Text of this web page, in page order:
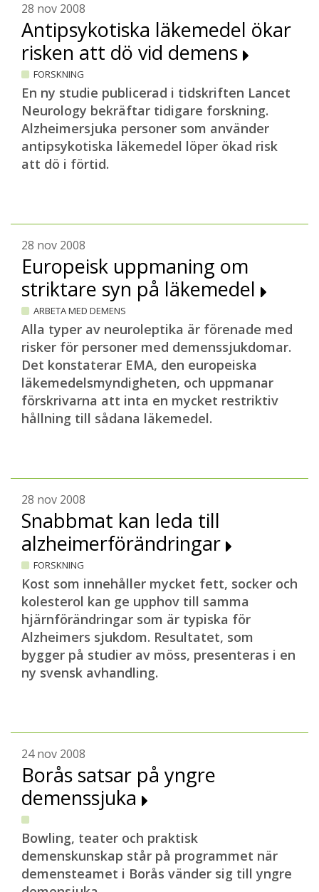
28 nov 2008
Antipsykotiska läkemedel ökar
risken att dö vid demens
FORSKNING
En ny studie publicerad i tidskriften Lancet
Neurology bekräftar tidigare forskning.
Alzheimersjuka personer som använder
antipsykotiska läkemedel löper ökad risk
att dö i förtid.
28 nov 2008
Europeisk uppmaning om
striktare syn på läkemedel
ARBETA MED DEMENS
Alla typer av neuroleptika är förenade med
risker för personer med demenssjukdomar.
Det konstaterar EMA, den europeiska
läkemedelsmyndigheten, och uppmanar
förskrivarna att inta en mycket restriktiv
hållning till sådana läkemedel.
28 nov 2008
Snabbmat kan leda till
alzheimerförändringar
FORSKNING
Kost som innehåller mycket fett, socker och
kolesterol kan ge upphov till samma
hjärnförändringar som är typiska för
Alzheimers sjukdom. Resultatet, som
bygger på studier av möss, presenteras i en
ny svensk avhandling.
24 nov 2008
Borås satsar på yngre
demenssjuka
Bowling, teater och praktisk
demenskunskap står på programmet när
demensteamet i Borås vänder sig till yngre